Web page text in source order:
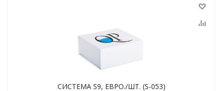
СИСТЕМА S9, ЕВРО./ШТ. (S-053)